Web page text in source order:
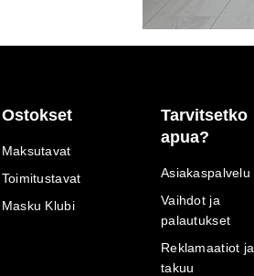
Ostokset
Maksutavat
Toimitustavat
Masku Klubi
Tarvitsetko
apua?
Asiakaspalvelu
Vaihdot ja
palautukset
Reklamaatiot ja
takuu